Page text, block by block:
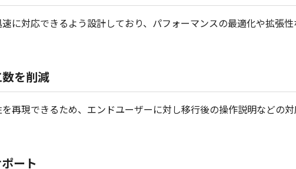
に対応できるよう設計しており、パフォーマンスの最適化や拡張
を削減
再現できるため、エンドユーザーに対し移行後の操作説明などの
ート